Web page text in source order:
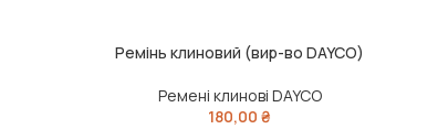
ДОДАТИ В КОШИК
Ремінь клиновий (вир-во DAYCO)
Ремені клинові DAYCO
180,00₴